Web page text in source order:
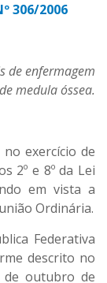
306/2006
de enfermagem
medula óssea.
no exercício de
2º e 8º da Lei
em vista a
Ordinária.
Federativa
descrito no
de outubro de